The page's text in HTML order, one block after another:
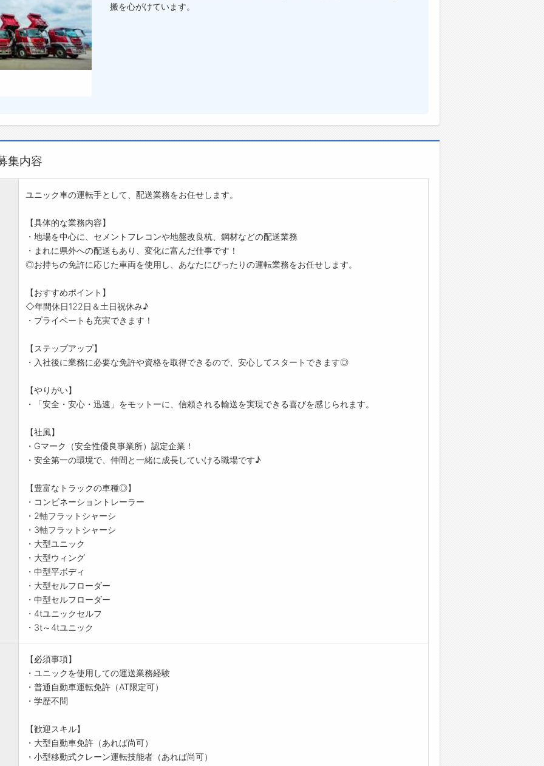
搬を心がけています。
集内容
ユニック車の運転手として、配送業務をお任せします。
【具体的な業務内容】
・地場を中心に、セメントフレコンや地盤改良杭、鋼材などの配送業務
・まれに県外への配送もあり、変化に富んだ仕事です！
◎お持ちの免許に応じた車両を使用し、あなたにぴったりの運転業務をお任せします。
【おすすめポイント】
◇年間休日122日＆土日祝休み♪
・プライベートも充実できます！
【ステップアップ】
・入社後に業務に必要な免許や資格を取得できるので、安心してスタートできます◎
【やりがい】
・「安全・安心・迅速」をモットーに、信頼される輸送を実現できる喜びを感じられます。
【社風】
・Gマーク（安全性優良事業所）認定企業！
・安全第一の環境で、仲間と一緒に成長していける職場です♪
【豊富なトラックの車種◎】
・コンビネーショントレーラー
・2軸フラットシャーシ
・3軸フラットシャーシ
・大型ユニック
・大型ウィング
・中型平ボディ
・大型セルフローダー
・中型セルフローダー
・4tユニックセルフ
・3t～4tユニック
【必須事項】
・ユニックを使用しての運送業務経験
・普通自動車運転免許（AT限定可）
・学歴不問
【歓迎スキル】
・大型自動車免許（あれば尚可）
・小型移動式クレーン運転技能者（あれば尚可）